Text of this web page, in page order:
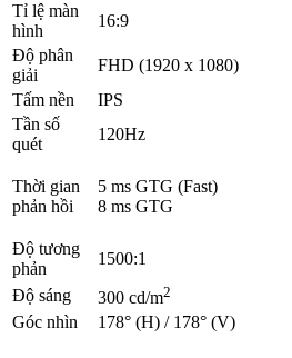
Tỉ lệ màn
hình
16:9
Độ phân
giải
FHD (1920 x 1080)
Tấm nền
IPS
Tần số
quét
120Hz
Thời gian
phản hồi
5 ms GTG (Fast)
8 ms GTG
Độ tương
phản
1500:1
Độ sáng
300 cd/m2
Góc nhìn 178° (H) / 178° (V)